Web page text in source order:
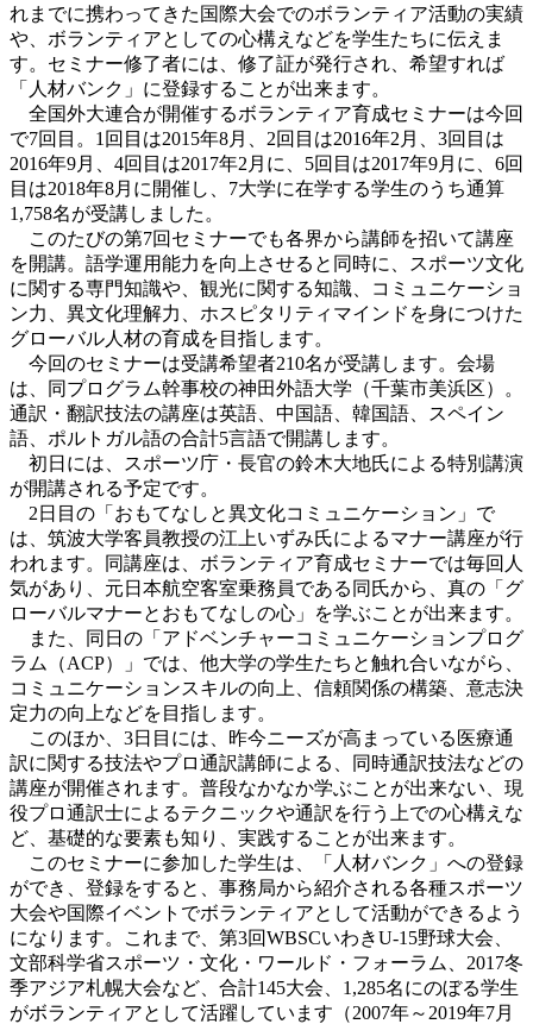
れまでに携わってきた国際大会でのボランティア活動の実績
や、ボランティアとしての心構えなどを学生たちに伝えま
す。セミナー修了者には、修了証が発行され、希望すれば
「人材バンク」に登録することが出来ます。
全国外大連合が開催するボランティア育成セミナーは今回
で7回目。1回目は2015年8月、2回目は2016年2月、3回目は
2016年9月、4回目は2017年2月に、5回目は2017年9月に、6回
目は2018年8月に開催し、7大学に在学する学生のうち通算
1,758名が受講しました。
このたびの第7回セミナーでも各界から講師を招いて講座
を開講。語学運用能力を向上させると同時に、スポーツ文化
に関する専門知識や、観光に関する知識、コミュニケーショ
ン力、異文化理解力、ホスピタリティマインドを身につけた
グローバル人材の育成を目指します。
今回のセミナーは受講希望者210名が受講します。会場
は、同プログラム幹事校の神田外語大学（千葉市美浜区）。
通訳・翻訳技法の講座は英語、中国語、韓国語、スペイン
語、ポルトガル語の合計5言語で開講します。
初日には、スポーツ庁・長官の鈴木大地氏による特別講演
が開講される予定です。
2日目の「おもてなしと異文化コミュニケーション」で
は、筑波大学客員教授の江上いずみ氏によるマナー講座が行
われます。同講座は、ボランティア育成セミナーでは毎回人
気があり、元日本航空客室乗務員である同氏から、真の「グ
ローバルマナーとおもてなしの心」を学ぶことが出来ます。
また、同日の「アドベンチャーコミュニケーションプログ
ラム（ACP）」では、他大学の学生たちと触れ合いながら、
コミュニケーションスキルの向上、信頼関係の構築、意志決
定力の向上などを目指します。
このほか、3日目には、昨今ニーズが高まっている医療通
訳に関する技法やプロ通訳講師による、同時通訳技法などの
講座が開催されます。普段なかなか学ぶことが出来ない、現
役プロ通訳士によるテクニックや通訳を行う上での心構えな
ど、基礎的な要素も知り、実践することが出来ます。
このセミナーに参加した学生は、「人材バンク」への登録
ができ、登録をすると、事務局から紹介される各種スポーツ
大会や国際イベントでボランティアとして活動ができるよう
になります。これまで、第3回WBSCいわきU-15野球大会、
文部科学省スポーツ・文化・ワールド・フォーラム、2017冬
季アジア札幌大会など、合計145大会、1,285名にのぼる学生
がボランティアとして活躍しています（2007年～2019年7月